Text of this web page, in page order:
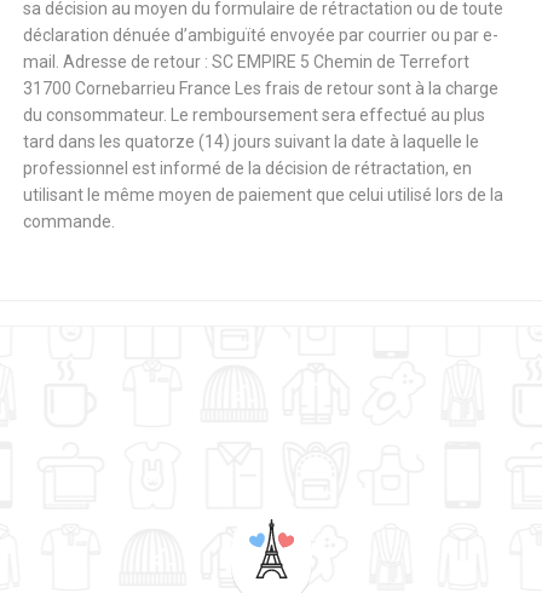
sa décision au moyen du formulaire de rétractation ou de toute
déclaration dénuée d’ambiguïté envoyée par courrier ou par e-
mail. Adresse de retour : SC EMPIRE 5 Chemin de Terrefort
31700 Cornebarrieu France Les frais de retour sont à la charge
du consommateur. Le remboursement sera effectué au plus
tard dans les quatorze (14) jours suivant la date à laquelle le
professionnel est informé de la décision de rétractation, en
utilisant le même moyen de paiement que celui utilisé lors de la
commande.